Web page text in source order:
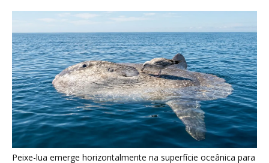
Seriema utiliza pernas longas e arremessa serpentes contra